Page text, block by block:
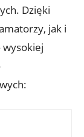
Dzięki
jak i